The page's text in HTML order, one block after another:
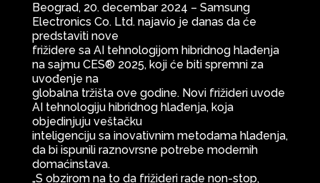
Beograd, 20. decembar 2024 – Samsung
Electronics Co. Ltd. najavio je danas da će
predstaviti nove
frižidere sa AI tehnologijom hibridnog hlađenja
na sajmu CES® 2025, koji će biti spremni za
uvođenje na
globalna tržišta ove godine. Novi frižideri uvode
AI tehnologiju hibridnog hlađenja, koja
objedinjuju veštačku
inteligenciju sa inovativnim metodama hlađenja,
da bi ispunili raznovrsne potrebe modernih
domaćinstava.
„S obzirom na to da frižideri rade non-stop,